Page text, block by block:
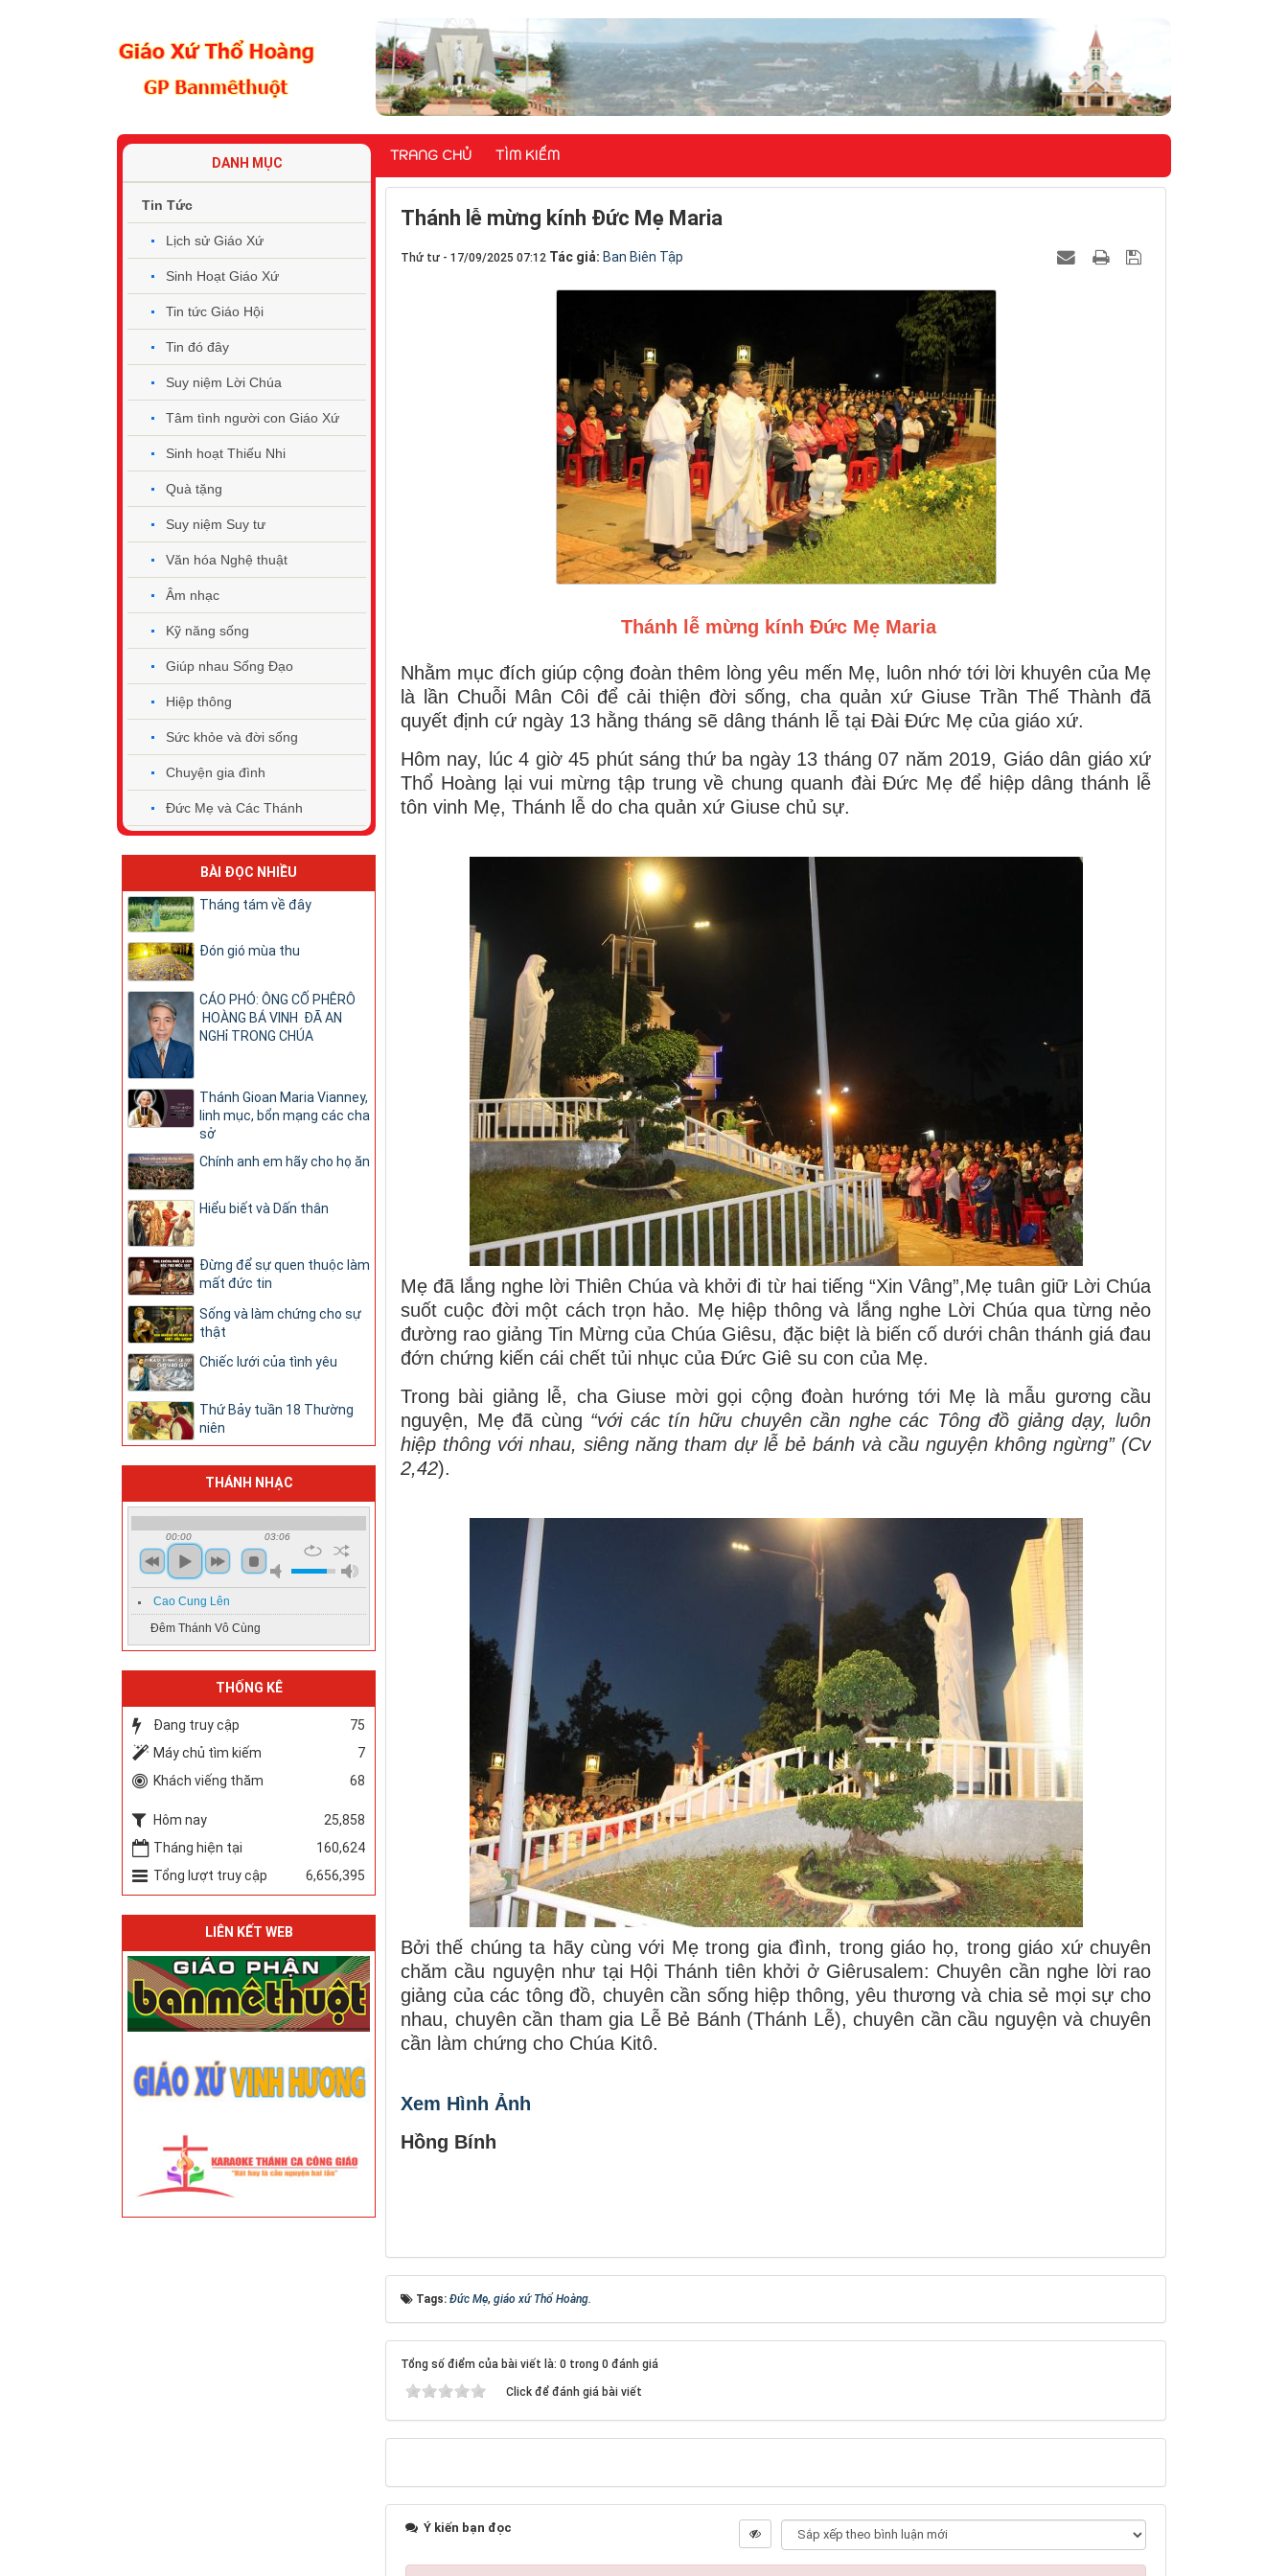
TRANG CHỦ TÌM KIẾM
Thánh lễ mừng kính Đức Mẹ Maria
Thứ tư - 17/09/2025 07:12 Tác giả: Ban Biên Tập
Thánh lễ mừng kính Đức Mẹ Maria
Nhằm mục đích giúp cộng đoàn thêm lòng yêu mến Mẹ, luôn nhớ tới lời khuyên của Mẹ
là lần Chuỗi Mân Côi để cải thiện đời sống, cha quản xứ Giuse Trần Thế Thành đã
quyết định cứ ngày 13 hằng tháng sẽ dâng thánh lễ tại Đài Đức Mẹ của giáo xứ.
Hôm nay, lúc 4 giờ 45 phút sáng thứ ba ngày 13 tháng 07 năm 2019, Giáo dân giáo xứ
Thổ Hoàng lại vui mừng tập trung về chung quanh đài Đức Mẹ để hiệp dâng thánh lễ
tôn vinh Mẹ, Thánh lễ do cha quản xứ Giuse chủ sự.
Mẹ đã lắng nghe lời Thiên Chúa và khởi đi từ hai tiếng “Xin Vâng”,Mẹ tuân giữ Lời Chúa
suốt cuộc đời một cách trọn hảo. Mẹ hiệp thông và lắng nghe Lời Chúa qua từng nẻo
đường rao giảng Tin Mừng của Chúa Giêsu, đặc biệt là biến cố dưới chân thánh giá đau
đớn chứng kiến cái chết tủi nhục của Đức Giê su con của Mẹ.
Trong bài giảng lễ, cha Giuse mời gọi cộng đoàn hướng tới Mẹ là mẫu gương cầu
nguyện, Mẹ đã cùng “với các tín hữu chuyên cần nghe các Tông đồ giảng dạy, luôn
hiệp thông với nhau, siêng năng tham dự lễ bẻ bánh và cầu nguyện không ngừng” (Cv
2,42).
Bởi thế chúng ta hãy cùng với Mẹ trong gia đình, trong giáo họ, trong giáo xứ chuyên
chăm cầu nguyện như tại Hội Thánh tiên khởi ở Giêrusalem: Chuyên cần nghe lời rao
giảng của các tông đồ, chuyên cần sống hiệp thông, yêu thương và chia sẻ mọi sự cho
nhau, chuyên cần tham gia Lễ Bẻ Bánh (Thánh Lễ), chuyên cần cầu nguyện và chuyên
cần làm chứng cho Chúa Kitô.
Xem Hình Ảnh
Hồng Bính
Tags: Đức Mẹ, giáo xứ Thổ Hoàng.
Tổng số điểm của bài viết là: 0 trong 0 đánh giá
Click để đánh giá bài viết
Ý kiến bạn đọc
DANH MỤC
Tin Tức
Lịch sử Giáo Xứ
Sinh Hoạt Giáo Xứ
Tin tức Giáo Hội
Tin đó đây
Suy niệm Lời Chúa
Tâm tình người con Giáo Xứ
Sinh hoạt Thiếu Nhi
Quà tặng
Suy niệm Suy tư
Văn hóa Nghệ thuật
Âm nhạc
Kỹ năng sống
Giúp nhau Sống Đạo
Hiệp thông
Sức khỏe và đời sống
Chuyện gia đình
Đức Mẹ và Các Thánh
BÀI ĐỌC NHIỀU
Tháng tám về đây
Đón gió mùa thu
CÁO PHÓ: ÔNG CỐ PHÊRÔ
HOÀNG BÁ VINH ĐÃ AN
NGHỉ TRONG CHÚA
Thánh Gioan Maria Vianney,
linh mục, bổn mạng các cha
sở
Chính anh em hãy cho họ ăn
Hiểu biết và Dấn thân
Đừng để sự quen thuộc làm
mất đức tin
Sống và làm chứng cho sự
thật
Chiếc lưới của tình yêu
Thứ Bảy tuần 18 Thường
niên
THÁNH NHẠC
00:00 03:06
Cao Cung Lên
Đêm Thánh Vô Cùng
THỐNG KÊ
Đang truy cập
75
Máy chủ tìm kiếm
7
Khách viếng thăm
68
Hôm nay
25,858
Tháng hiện tại
160,624
Tổng lượt truy cập
6,656,395
LIÊN KẾT WEB